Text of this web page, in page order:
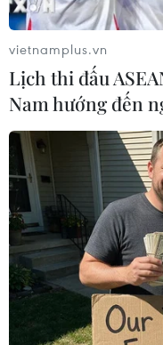
lạm phát giữ trên
lĩnh vực dịch vụ
cao./.
vietnamplus.vn
Lịch thi đấu
Nam hướng đến